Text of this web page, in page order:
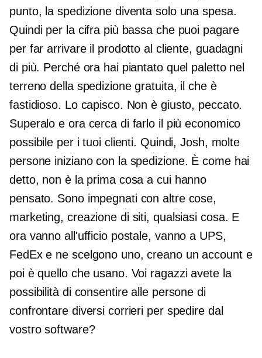
punto, la spedizione diventa solo una spesa.
Quindi per la cifra più bassa che puoi pagare
per far arrivare il prodotto al cliente, guadagni
di più. Perché ora hai piantato quel paletto nel
terreno della spedizione gratuita, il che è
fastidioso. Lo capisco. Non è giusto, peccato.
Superalo e ora cerca di farlo il più economico
possibile per i tuoi clienti. Quindi, Josh, molte
persone iniziano con la spedizione. È come hai
detto, non è la prima cosa a cui hanno
pensato. Sono impegnati con altre cose,
marketing, creazione di siti, qualsiasi cosa. E
ora vanno all'ufficio postale, vanno a UPS,
FedEx e ne scelgono uno, creano un account e
poi è quello che usano. Voi ragazzi avete la
possibilità di consentire alle persone di
confrontare diversi corrieri per spedire dal
vostro software?